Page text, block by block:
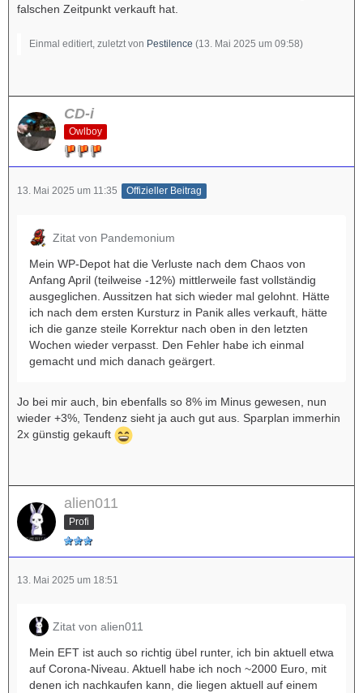
falschen Zeitpunkt verkauft hat.
Einmal editiert, zuletzt von Pestilence (13. Mai 2025 um 09:58)
CD-i
Owlboy
13. Mai 2025 um 11:35 Offizieller Beitrag
Zitat von Pandemonium
Mein WP-Depot hat die Verluste nach dem Chaos von
Anfang April (teilweise -12%) mittlerweile fast vollständig
ausgeglichen. Aussitzen hat sich wieder mal gelohnt. Hätte
ich nach dem ersten Kursturz in Panik alles verkauft, hätte
ich die ganze steile Korrektur nach oben in den letzten
Wochen wieder verpasst. Den Fehler habe ich einmal
gemacht und mich danach geärgert.
Jo bei mir auch, bin ebenfalls so 8% im Minus gewesen, nun
wieder +3%, Tendenz sieht ja auch gut aus. Sparplan immerhin
2x günstig gekauft
alien011
Profi
13. Mai 2025 um 18:51
Zitat von alien011
Mein EFT ist auch so richtig übel runter, ich bin aktuell etwa
auf Corona-Niveau. Aktuell habe ich noch ~2000 Euro, mit
denen ich nachkaufen kann, die liegen aktuell auf einem